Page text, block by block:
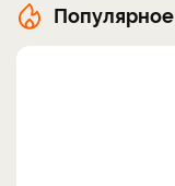
Популярное